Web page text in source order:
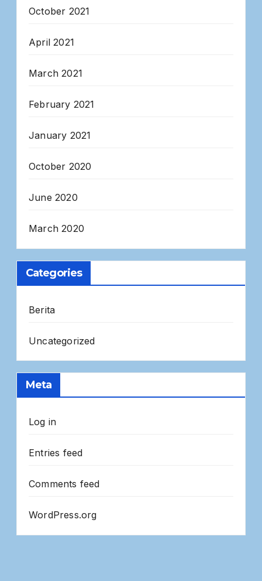
October 2021
April 2021
March 2021
February 2021
January 2021
October 2020
June 2020
March 2020
Categories
Berita
Uncategorized
Meta
Log in
Entries feed
Comments feed
WordPress.org